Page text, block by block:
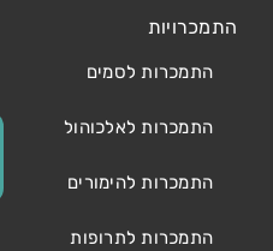
התמכרויות
התמכרות לסמים
התמכרות לאלכוהול
התמכרות להימורים
התמכרות לתרופות